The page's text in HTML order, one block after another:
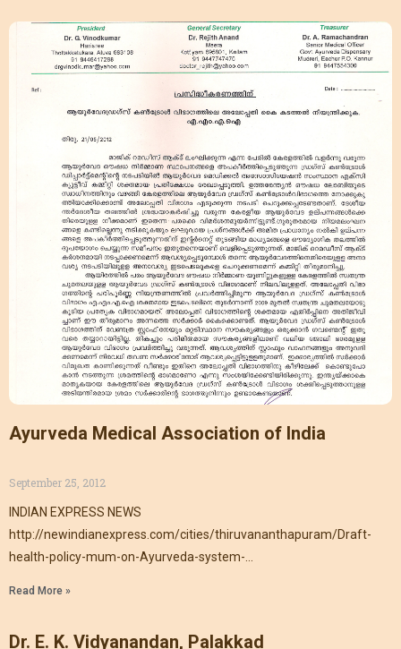
Ayurveda Medical Association of India
September 25, 2012
INDIAN EXPRESS NEWS
http://newindianexpress.com/cities/thiruvananthapuram/Draft-
health-policy-mum-on-Ayurveda-system-
Read More »
Dr. E. K. Vidyanandan, Palakkad